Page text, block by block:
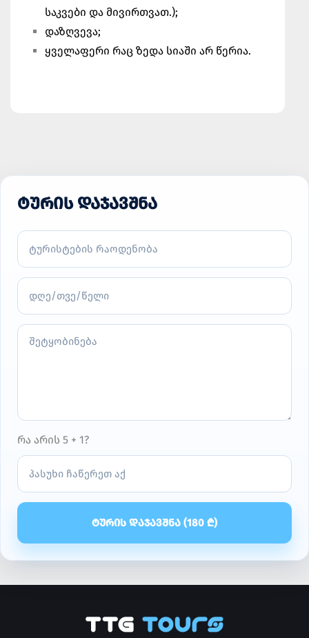
საკვები და მივირთვათ.);
დაზღვევა;
ყველაფერი რაც ზედა სიაში არ წერია.
ᲢᲣᲠᲘᲡ ᲓᲐᲯᲐᲕᲨᲜᲐ
რა არის 5 + 1?
ᲢᲣᲠᲘᲡ ᲓᲐᲯᲐᲕᲨᲜᲐ (180 ₾)